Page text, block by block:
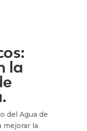
la
del Agua de
mejorar la